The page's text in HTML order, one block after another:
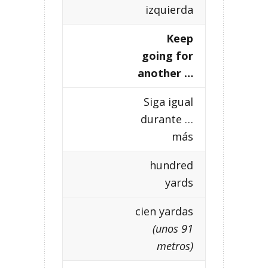
izquierda
Keep
going for
another …
Siga igual
durante …
más
hundred
yards
cien yardas
(unos 91
metros)